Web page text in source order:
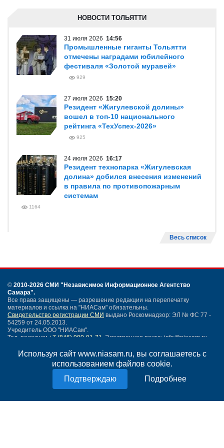
Используя сайт www.niasam.ru, вы соглашаетесь с
использованием файлов cookie.
Подробнее
НОВОСТИ ТОЛЬЯТТИ
31 июля 2026 14:56
Промышленные гиганты Тольятти
отмечены наградами юбилейного
фестиваля «Золотой муравей»
929
27 июля 2026 15:20
Резидент «Жигулевской долины»
вошел в топ-10 национального
рейтинга «ТехУспех-2026»
925
24 июля 2026 16:17
Резидент технопарка «Жигулевская
долина» добился внесения изменений
в правила по противопожарным
системам
1164
Весь список
© 2010-2026 СМИ "Независимое Информационное Агентство
Самара".
Все права защищены — разрешение редакции на перепечатку
материалов и ссылка на "НИАСам" обязательны.
Свидетельство регистрации СМИ выдано Роскомнадзор: ЭЛ № ФС 77 -
54259 от 24.05.2013.
Учредитель ООО "НИАСам".
Тел. редакции +7 (846) 990-91-71. Электронная почта: info@niasam.ru
Написать письмо
Политика конфиденциальности
18+